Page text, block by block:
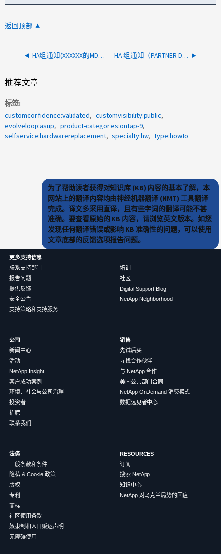
返回顶部
HA组通知(XXXXXX的MDB恢复失败)紧急情况 HA 组通知（PARTNER DOWN，TAKEOVER IMPOSSIBLE）紧急情况
推荐文章
标签
customconfidence:validated
customvisibility:public
evolveloop:asup
product-categories:ontap-9
selfservice:hardwarereplacement
specialty:hw type:howto
为了帮助读者获得对知识库 (KB) 内容的基本了解，本
网站上的翻译内容均由神经机器翻译 (NMT) 工具翻译
完成。译文多采用直译，且有些字词的翻译可能不甚
准确。要查看原始的 KB 内容，请浏览英文版本。如您
发现任何翻译错误或影响 KB 准确性的问题，可以使用
文章底部的反馈选项报告问题。
更多支持信息
联系支持部门
报告问题
提供反馈
安全公告
支持策略和支持服务
培训
社区
Digital Support Blog
NetApp Neighborhood
公司
新闻中心
活动
NetApp Insight
客户成功案例
环境、社会与公司治理
投资者
招聘
联系我们
销售
先试后买
寻找合作伙伴
与 NetApp 合作
美国公共部门合同
NetApp OnDemand 消费模式
数据远见者中心
法务
一般条款和条件
隐私 & Cookie 政策
版权
专利
商标
社区使用条款
奴隶制和人口贩运声明
无障碍使用
RESOURCES
订阅
搜索 NetApp
知识中心
NetApp 对乌克兰局势的回应